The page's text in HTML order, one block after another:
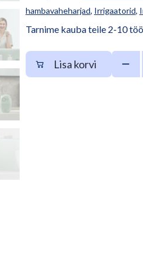
hambavaheharjad, Irrigaatorid,
Tarnime kauba teile 2-10
Lisa korvi −